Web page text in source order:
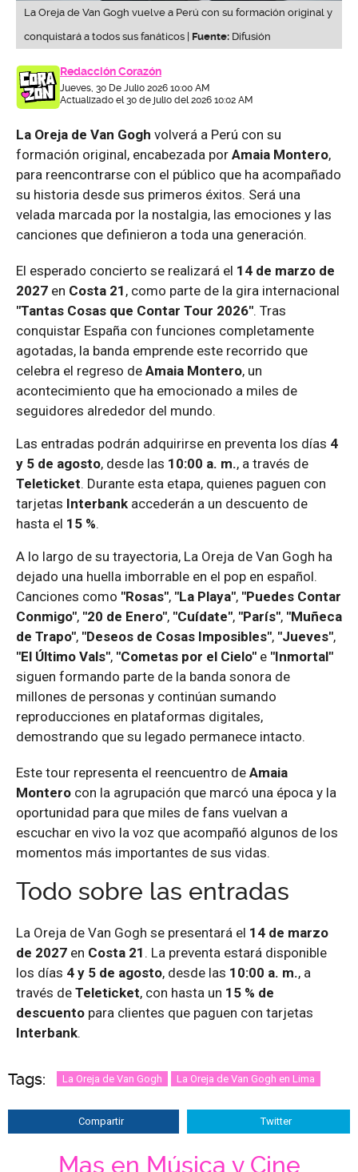
La Oreja de Van Gogh vuelve a Perú con su formación original y
conquistará a todos sus fanáticos | Fuente: Difusión
Redacción Corazón
Jueves, 30 De Julio 2026 10:00 AM
Actualizado el 30 de julio del 2026 10:02 AM
La Oreja de Van Gogh volverá a Perú con su
formación original, encabezada por Amaia Montero,
para reencontrarse con el público que ha acompañado
su historia desde sus primeros éxitos. Será una
velada marcada por la nostalgia, las emociones y las
canciones que definieron a toda una generación.
El esperado concierto se realizará el 14 de marzo de
2027 en Costa 21 , como parte de la gira internacional
"Tantas Cosas que Contar Tour 2026". Tras
conquistar España con funciones completamente
agotadas, la banda emprende este recorrido que
celebra el regreso de Amaia Montero, un
acontecimiento que ha emocionado a miles de
seguidores alrededor del mundo.
Las entradas podrán adquirirse en preventa los días 4
y 5 de agosto, desde las 10:00 a. m., a través de
Teleticket. Durante esta etapa, quienes paguen con
tarjetas Interbank accederán a un descuento de
hasta el 15 %.
A lo largo de su trayectoria, La Oreja de Van Gogh ha
dejado una huella imborrable en el pop en español.
Canciones como "Rosas", "La Playa", "Puedes Contar
Conmigo", "20 de Enero", "Cuídate", "París", "Muñeca
de Trapo", "Deseos de Cosas Imposibles", "Jueves",
"El Último Vals", "Cometas por el Cielo" e "Inmortal"
siguen formando parte de la banda sonora de
millones de personas y continúan sumando
reproducciones en plataformas digitales,
demostrando que su legado permanece intacto.
Este tour representa el reencuentro de Amaia
Montero con la agrupación que marcó una época y la
oportunidad para que miles de fans vuelvan a
escuchar en vivo la voz que acompañó algunos de los
momentos más importantes de sus vidas.
Todo sobre las entradas
La Oreja de Van Gogh se presentará el 14 de marzo
de 2027 en Costa 21 . La preventa estará disponible
los días 4 y 5 de agosto, desde las 10:00 a. m., a
través de Teleticket, con hasta un 15 % de
descuento para clientes que paguen con tarjetas
Interbank.
Tags: La Oreja de Van Gogh La Oreja de Van Gogh en Lima
Compartir Twitter
Mas en Música y Cine